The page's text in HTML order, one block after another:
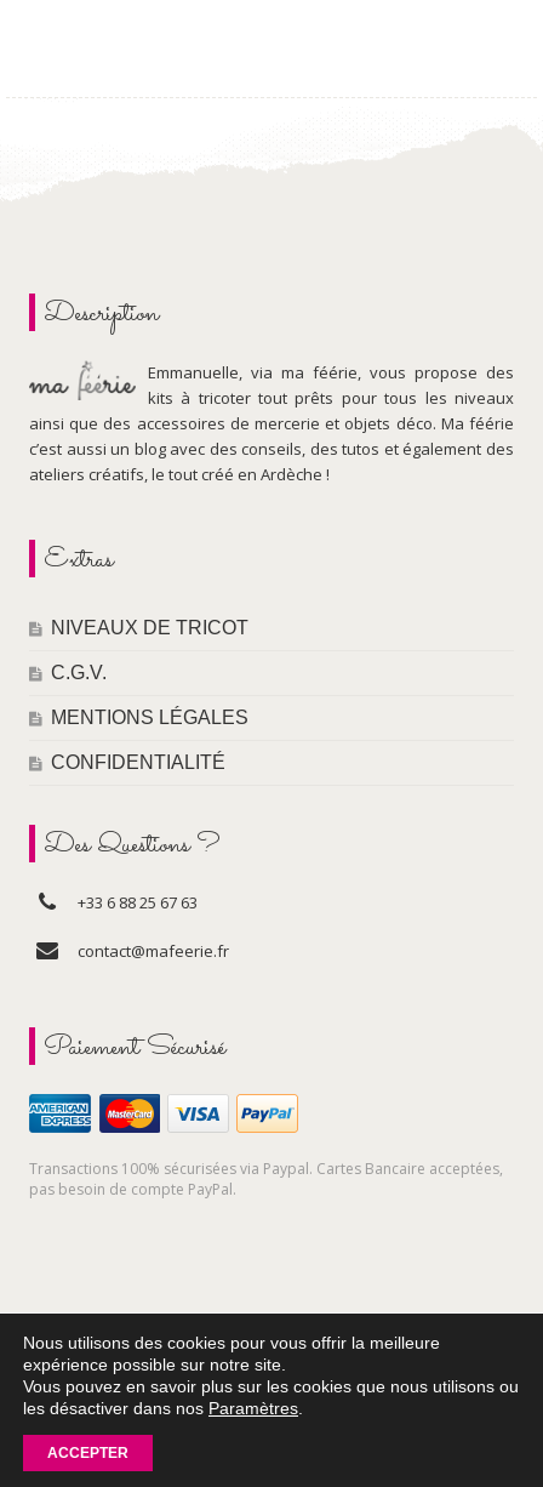
Description
Emmanuelle, via ma féérie, vous propose des
kits à tricoter tout prêts pour tous les niveaux
ainsi que des accessoires de mercerie et objets déco. Ma féérie
c’est aussi un blog avec des conseils, des tutos et également des
ateliers créatifs, le tout créé en Ardèche !
Extras
NIVEAUX DE TRICOT
C.G.V.
MENTIONS LÉGALES
CONFIDENTIALITÉ
Des Questions ?
+33 6 88 25 67 63
contact@mafeerie.fr
Paiement Sécurisé
Transactions 100% sécurisées via Paypal. Cartes Bancaire acceptées,
pas besoin de compte PayPal.
réalisé par
Nous utilisons des cookies pour vous offrir la meilleure
expérience possible sur notre site.
Vous pouvez en savoir plus sur les cookies que nous utilisons ou
les désactiver dans nos Paramètres
ACCEPTER